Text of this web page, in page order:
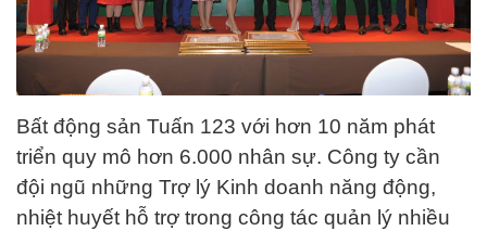
Bất động sản Tuấn 123 với hơn 10 năm phát
triển quy mô hơn 6.000 nhân sự. Công ty cần
đội ngũ những Trợ lý Kinh doanh năng động,
nhiệt huyết hỗ trợ trong công tác quản lý nhiều